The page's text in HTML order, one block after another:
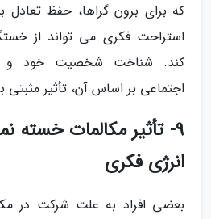
که برای برون گراها، حفظ تعادل
استراحت فکری می تواند از
کند. شناخت شخصیت خود و
اجتماعی بر اساس آن، تأثیر مثبتی
9- تأثیر مکالمات خسته
انرژی فکری
بعضی افراد به علت شرکت در